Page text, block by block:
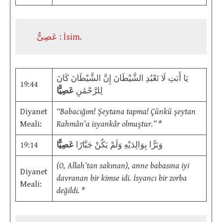
عَصِىٌّ : İsim.
19:44
يَا أَبَتِ لَا تَعْبُدِ الشَّيْطَانَ إِنَّ الشَّيْطَانَ كَانَ
لِلرَّحْمَٰنِ عَصِيًّا
Diyanet
Meali:
“Babacığım! Şeytana tapma! Çünkü şeytan
Rahmân’a isyankâr olmuştur.” *
19:14 وَبَرًّا بِوَالِدَيْهِ وَلَمْ يَكُنْ جَبَّارًا عَصِيًّا
Diyanet
Meali:
(O, Allah’tan sakınan), anne babasına iyi
davranan bir kimse idi. İsyancı bir zorba
değildi. *